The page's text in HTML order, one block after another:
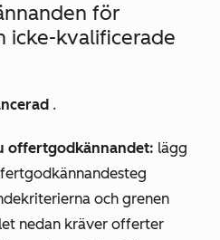
för
icke-kvalificerade
.
offertgodkännandet: lägg
och grenen
nedan kräver offerter